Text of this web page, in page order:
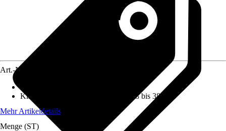
Art.-Nr.
Klimaklasse
ST: halbtropisch von 18 bis 38 °C
Mehr Artikeldetails
Menge (ST)